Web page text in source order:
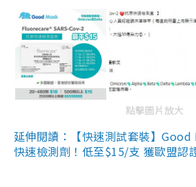
點擊圖片放大
延伸閱讀：【快速測試套裝】Good
快速檢測劑！低至$15/支 獲歐盟認